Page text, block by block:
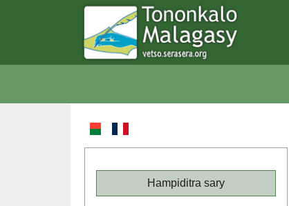
Hampiditra sary